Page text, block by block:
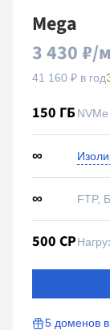
Mega
3 430 ₽/
41 160 ₽ в год
150 ГБ
∞
∞ FTP,
500 CP
5 доменов